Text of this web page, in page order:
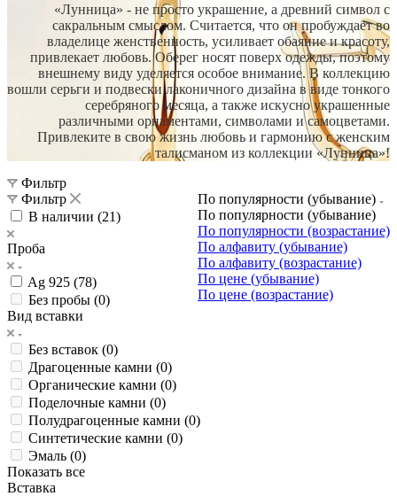
«Лунница» - не просто украшение, а древний символ с
сакральным смыслом. Считается, что он пробуждает во
владелице женственность, усиливает обаяние и красоту,
привлекает любовь. Оберег носят поверх одежды, поэтому
внешнему виду уделяется особое внимание. В коллекцию
вошли серьги и подвески лаконичного дизайна в виде тонкого
серебряного месяца, а также искусно украшенные
различными орнаментами, символами и самоцветами.
Привлеките в свою жизнь любовь и гармонию с женским
талисманом из коллекции «Лунница»!
Фильтр
По популярности (убывание)
По популярности (убывание)
По популярности (возрастание)
По алфавиту (убывание)
По алфавиту (возрастание)
По цене (убывание)
По цене (возрастание)
Фильтр
В наличии (21)
Проба
Ag 925 (78)
Без пробы (0)
Вид вставки
Без вставок (0)
Драгоценные камни (0)
Органические камни (0)
Поделочные камни (0)
Полудрагоценные камни (0)
Синтетические камни (0)
Эмаль (0)
Показать все
Вставка